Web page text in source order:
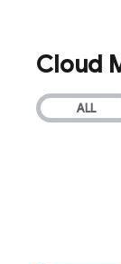
Cloud